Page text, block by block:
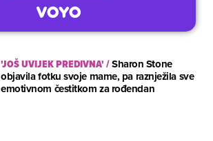
'JOŠ UVIJEK PREDIVNA'/Sharon Stone
objavila fotku svoje mame, pa raznježila sve
emotivnom čestitkom za rođendan